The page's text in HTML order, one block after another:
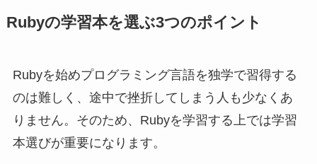
Rubyの学習本を選ぶ3つのポイント
Rubyを始めプログラミング言語を独学で習得する
のは難しく、途中で挫折してしまう人も少なくあ
りません。そのため、Rubyを学習する上では学習
本選びが重要になります。